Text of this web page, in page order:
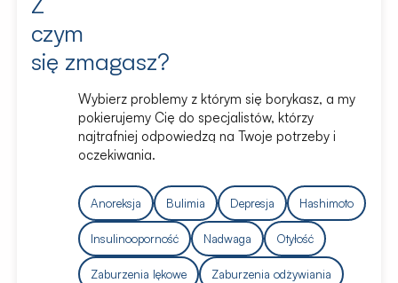
czym
się zmagasz?
Wybierz problemy z którym się borykasz, a my
pokierujemy Cię do specjalistów, którzy
najtrafniej odpowiedzą na Twoje potrzeby i
oczekiwania.
Anoreksja Bulimia Depresja Hashimoto
Insulinooporność Nadwaga Otyłość
Zaburzenia lękowe Zaburzenia odżywiania